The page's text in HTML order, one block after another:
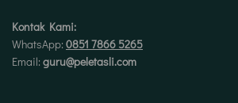
Kontak Kami:
WhatsApp: 0851 7866 5265
Email: guru@peletasli.com